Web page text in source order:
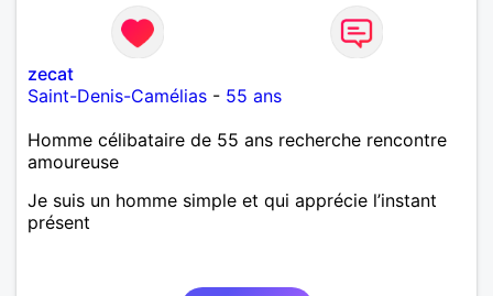
zecat
Saint-Denis-Camélias - 55 ans
Homme célibataire de 55 ans recherche rencontre
amoureuse
Je suis un homme simple et qui apprécie l’instant
présent